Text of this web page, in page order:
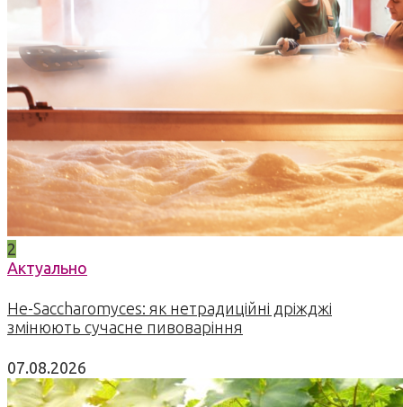
2
Актуально
Не-Saccharomyces: як нетрадиційні дріжджі
змінюють сучасне пивоваріння
07.08.2026